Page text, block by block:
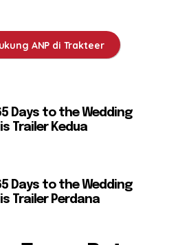
ANP di Trakteer
Days to the Wedding
Trailer Kedua
Days to the Wedding
Trailer Perdana